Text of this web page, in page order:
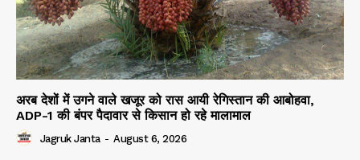
अरब देशों में उगने वाले खजूर को रास आयी रेगिस्तान की आबोहवा,
ADP-1 की बंपर पैदावार से किसान हो रहे मालामाल
Jagruk Janta - August 6, 2026